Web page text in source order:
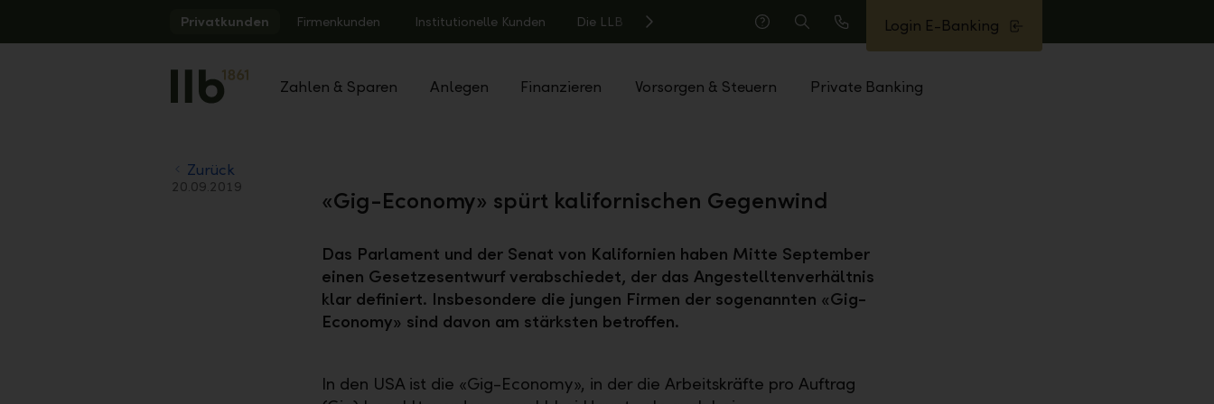
Privatkunden Firmenkunden Institutionelle Kunden Die LLB
Hilfe
Suche
Anrufen
Login E-Banking
Zahlen & Sparen Anlegen Finanzieren Vorsorgen & Steuern Private Banking
Zurück
20.09.2019 «Gig-Economy» spürt kalifornischen Gegenwind
Das Parlament und der Senat von Kalifornien haben Mitte September
einen Gesetzesentwurf verabschiedet, der das Angestelltenverhältnis
klar definiert. Insbesondere die jungen Firmen der sogenannten «Gig-
Economy» sind davon am stärksten betroffen.
In den USA ist die «Gig-Economy», in der die Arbeitskräfte pro Auftrag